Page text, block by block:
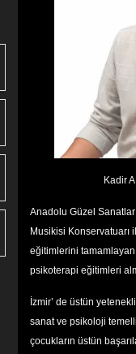
Kadir
Anadolu Güzel
Musikisi Konservatuarı
eğitimlerini tamamlayan
psikoterapi eğitimleri
İzmir’ de üstün
sanat ve psikoloji
çocukların üstün